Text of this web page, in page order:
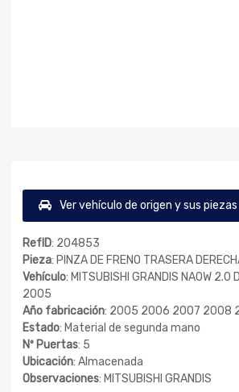
Ver vehículo de origen y sus piezas
RefID: 204853
Pieza: PINZA DE FRENO TRASERA
Vehículo: MITSUBISHI GRANDIS NA0W
2005
Año fabricación: 2005 2006 2007 2008
Estado: Material de segunda mano
Nº Puertas: 5
Ubicación: Almacenada
Observaciones: MITSUBISHI GRANDIS